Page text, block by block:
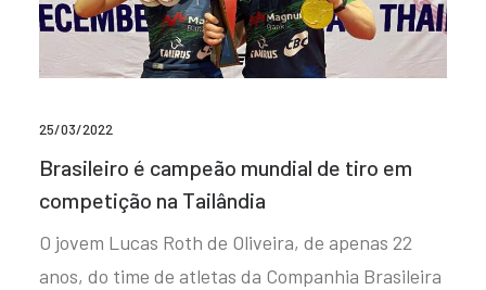
25/03/2022
Brasileiro é campeão mundial de tiro em
competição na Tailândia
O jovem Lucas Roth de Oliveira, de apenas 22
anos, do time de atletas da Companhia Brasileira